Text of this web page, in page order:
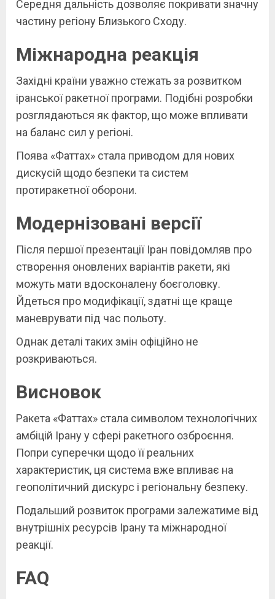
Середня дальність дозволяє покривати значну
частину регіону Близького Сходу.
Міжнародна реакція
Західні країни уважно стежать за розвитком
іранської ракетної програми. Подібні розробки
розглядаються як фактор, що може впливати
на баланс сил у регіоні.
Поява «Фаттах» стала приводом для нових
дискусій щодо безпеки та систем
протиракетної оборони.
Модернізовані версії
Після першої презентації Іран повідомляв про
створення оновлених варіантів ракети, які
можуть мати вдосконалену боєголовку.
Йдеться про модифікації, здатні ще краще
маневрувати під час польоту.
Однак деталі таких змін офіційно не
розкриваються.
Висновок
Ракета «Фаттах» стала символом технологічних
амбіцій Ірану у сфері ракетного озброєння.
Попри суперечки щодо її реальних
характеристик, ця система вже впливає на
геополітичний дискурс і регіональну безпеку.
Подальший розвиток програми залежатиме від
внутрішніх ресурсів Ірану та міжнародної
реакції.
FAQ